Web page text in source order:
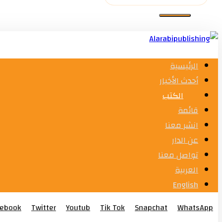
الرئيسية
أحدث الأخبار
الكتب
قائمة
انشر معنا
عن الدار
تواصل معنا
العربية
English
Twitter Youtub Tik Tok Snapchat
WhatsApp